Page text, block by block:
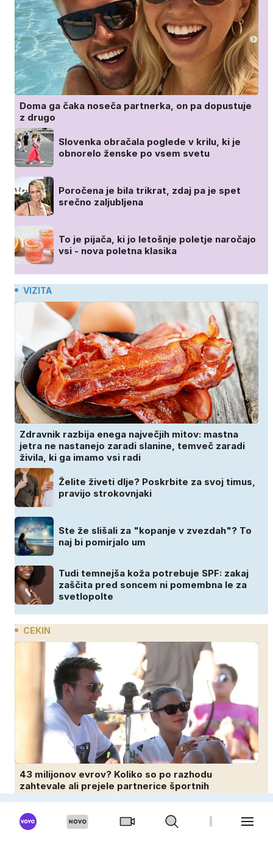
Doma ga čaka noseča partnerka, on pa dopustuje
z drugo
Slovenka obračala poglede v krilu, ki je
obnorelo ženske po vsem svetu
Poročena je bila trikrat, zdaj pa je spet
srečno zaljubljena
To je pijača, ki jo letošnje poletje naročajo
vsi - nova poletna klasika
VIZITA
Zdravnik razbija enega največjih mitov: mastna
jetra ne nastanejo zaradi slanine, temveč zaradi
živila, ki ga imamo vsi radi
Želite živeti dlje? Poskrbite za svoj timus,
pravijo strokovnjaki
Ste že slišali za "kopanje v zvezdah"? To
naj bi pomirjalo um
Tudi temnejša koža potrebuje SPF: zakaj
zaščita pred soncem ni pomembna le za
svetlopolte
CEKIN
43 milijonov evrov? Koliko so po razhodu
zahtevale ali prejele partnerice športnih
zvezdnikov
Ob redni službi zasluži še 866 evrov na